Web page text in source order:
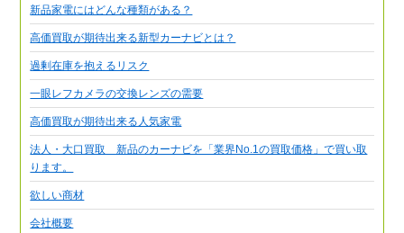
新品家電にはどんな種類がある？
高価買取が期待出来る新型カーナビとは？
過剰在庫を抱えるリスク
一眼レフカメラの交換レンズの需要
高価買取が期待出来る人気家電
法人・大口買取 新品のカーナビを「業界No.1の買取価格」で買い取
ります。
欲しい商材
会社概要